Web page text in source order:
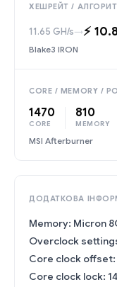
ХЕШРЕЙТ /
11.65 GH/s→⚡️
Blake3 IRON
CORE / MEMORY /
1470
CORE
810
MEMORY
MSI Afterburner
ДОДАТКОВА
Memory: Micron
Overclock
Core clock offset:
Core clock lock: